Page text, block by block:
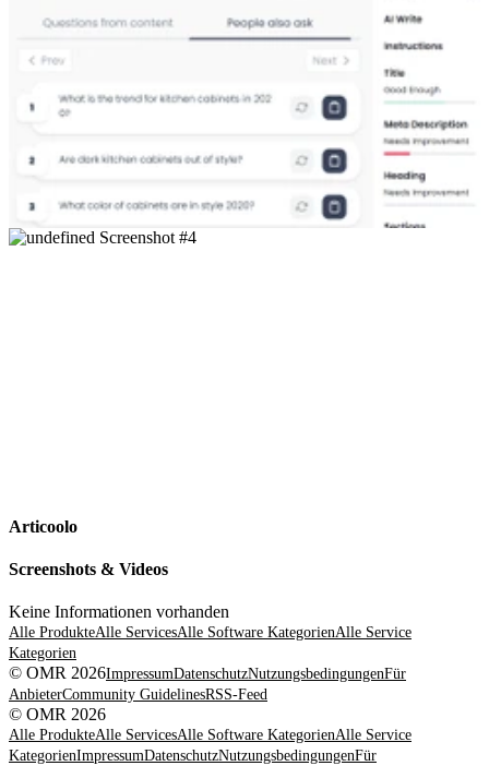
Articoolo
Screenshots & Videos
Keine Informationen vorhanden
Alle ProdukteAlle ServicesAlle Software KategorienAlle Service
Kategorien
© OMR 2026ImpressumDatenschutzNutzungsbedingungenFür
AnbieterCommunity GuidelinesRSS-Feed
© OMR 2026
Alle ProdukteAlle ServicesAlle Software KategorienAlle Service
KategorienImpressumDatenschutzNutzungsbedingungenFür